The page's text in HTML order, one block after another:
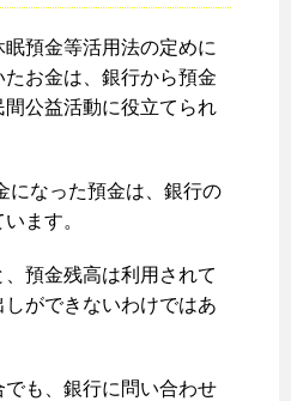
預金等活用法の定めに
お金は、銀行から預金
公益活動に役立てられ
になった預金は、銀行の
ます。
預金残高は利用されて
ができないわけではあ
も、銀行に問い合わせ